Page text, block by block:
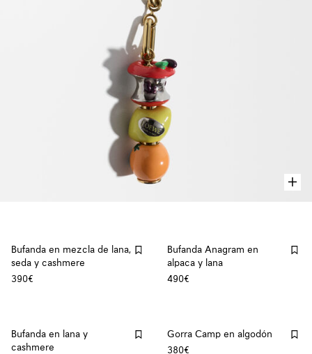
Bufanda en mezcla de lana,
seda y cashmere
390€
Bufanda Anagram en
alpaca y lana
490€
Bufanda en lana y
cashmere
Gorra Camp en algodón
380€